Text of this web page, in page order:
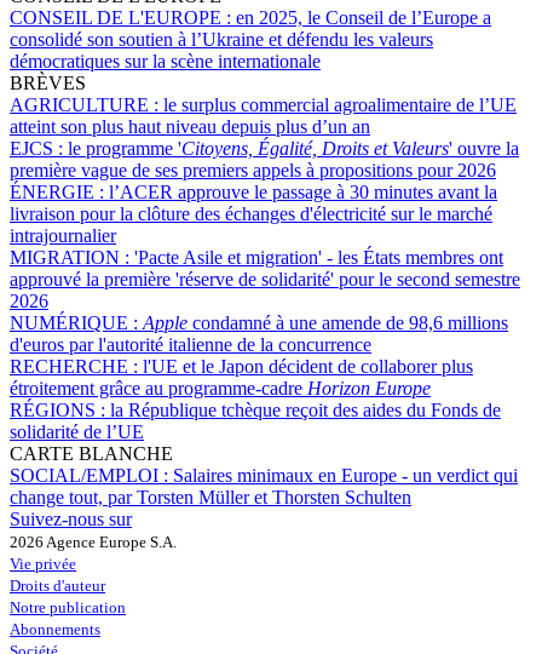
CONSEIL DE L'EUROPE : en 2025, le Conseil de l’Europe a
consolidé son soutien à l’Ukraine et défendu les valeurs
démocratiques sur la scène internationale
BRÈVES
AGRICULTURE : le surplus commercial agroalimentaire de l’UE
atteint son plus haut niveau depuis plus d’un an
EJCS : le programme 'Citoyens, Égalité, Droits et Valeurs' ouvre la
première vague de ses premiers appels à propositions pour 2026
ÉNERGIE : l’ACER approuve le passage à 30 minutes avant la
livraison pour la clôture des échanges d'électricité sur le marché
intrajournalier
MIGRATION : 'Pacte Asile et migration' - les États membres ont
approuvé la première 'réserve de solidarité' pour le second semestre
2026
NUMÉRIQUE : Apple condamné à une amende de 98,6 millions
d'euros par l'autorité italienne de la concurrence
RECHERCHE : l'UE et le Japon décident de collaborer plus
étroitement grâce au programme-cadre Horizon Europe
RÉGIONS : la République tchèque reçoit des aides du Fonds de
solidarité de l’UE
CARTE BLANCHE
SOCIAL/EMPLOI : Salaires minimaux en Europe - un verdict qui
change tout, par Torsten Müller et Thorsten Schulten
Suivez-nous sur
2026 Agence Europe S.A.
Vie privée
Droits d'auteur
Notre publication
Abonnements